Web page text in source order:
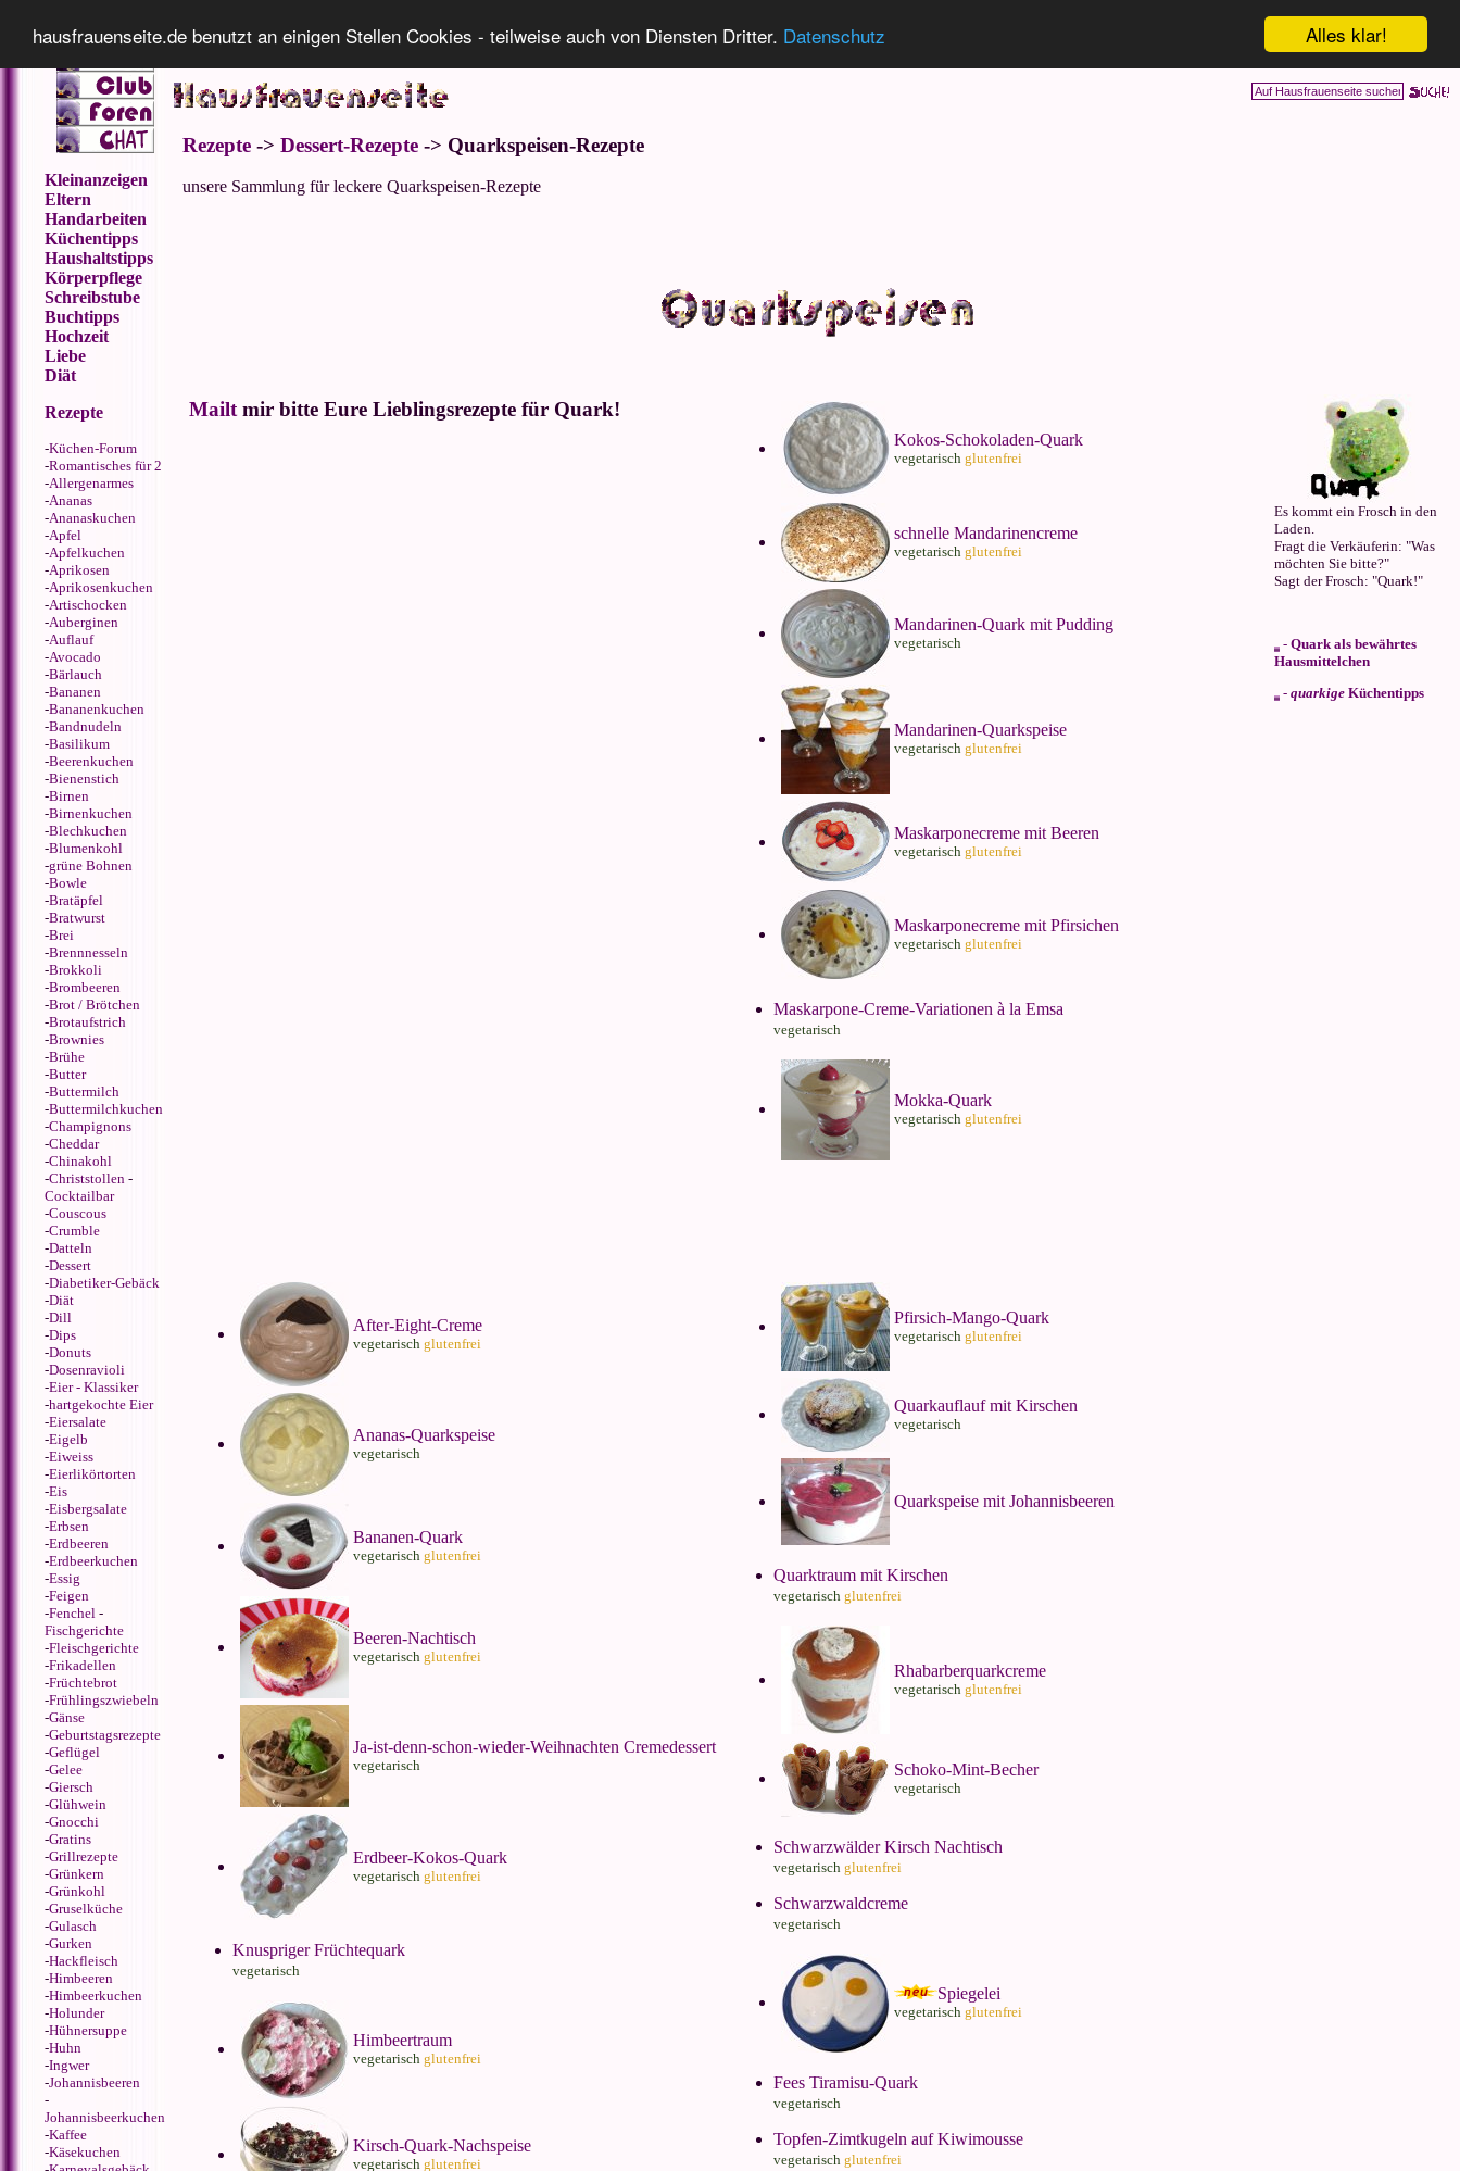
Alles klar!
hausfrauenseite.de benutzt an einigen Stellen Cookies - teilweise auch von Diensten Dritter. Datenschutz
Kleinanzeigen
Eltern
Handarbeiten
Küchentipps
Haushaltstipps
Körperpflege
Schreibstube
Buchtipps
Hochzeit
Liebe
Diät
Rezepte
-Küchen-Forum
-Romantisches für 2
-Allergenarmes
-Ananas
-Ananaskuchen
-Apfel
-Apfelkuchen
-Aprikosen
-Aprikosenkuchen
-Artischocken
-Auberginen
-Auflauf
-Avocado
-Bärlauch
-Bananen
-Bananenkuchen
-Bandnudeln
-Basilikum
-Beerenkuchen
-Bienenstich
-Birnen
-Birnenkuchen
-Blechkuchen
-Blumenkohl
-grüne Bohnen
-Bowle
-Bratäpfel
-Bratwurst
-Brei
-Brennnesseln
-Brokkoli
-Brombeeren
-Brot / Brötchen
-Brotaufstrich
-Brownies
-Brühe
-Butter
-Buttermilch
-Buttermilchkuchen
-Champignons
-Cheddar
-Chinakohl
-Christstollen -
Cocktailbar
-Couscous
-Crumble
-Datteln
-Dessert
-Diabetiker-Gebäck
-Diät
-Dill
-Dips
-Donuts
-Dosenravioli
-Eier - Klassiker
-hartgekochte Eier
-Eiersalate
-Eigelb
-Eiweiss
-Eierlikörtorten
-Eis
-Eisbergsalate
-Erbsen
-Erdbeeren
-Erdbeerkuchen
-Essig
-Feigen
-Fenchel -
Fischgerichte
-Fleischgerichte
-Frikadellen
-Früchtebrot
-Frühlingszwiebeln
-Gänse
-Geburtstagsrezepte
-Geflügel
-Gelee
-Giersch
-Glühwein
-Gnocchi
-Gratins
-Grillrezepte
-Grünkern
-Grünkohl
-Gruselküche
-Gulasch
-Gurken
-Hackfleisch
-Himbeeren
-Himbeerkuchen
-Holunder
-Hühnersuppe
-Huhn
-Ingwer
-Johannisbeeren
-
Johannisbeerkuchen
-Kaffee
-Käsekuchen
Rezepte -> Dessert-Rezepte -> Quarkspeisen-Rezepte
unsere Sammlung für leckere Quarkspeisen-Rezepte
Mailtmir bitte Eure Lieblingsrezepte für Quark!
Kokos-Schokoladen-Quark
vegetarisch glutenfrei
schnelle Mandarinencreme
vegetarisch glutenfrei
Mandarinen-Quark mit Pudding
vegetarisch
Mandarinen-Quarkspeise
vegetarisch glutenfrei
Maskarponecreme mit Beeren
vegetarisch glutenfrei
Maskarponecreme mit Pfirsichen
vegetarisch glutenfrei
Maskarpone-Creme-Variationen à la Emsa
vegetarisch
Mokka-Quark
vegetarisch glutenfrei
After-Eight-Creme
vegetarisch glutenfrei
Ananas-Quarkspeise
vegetarisch
Bananen-Quark
vegetarisch glutenfrei
Beeren-Nachtisch
vegetarisch glutenfrei
Ja-ist-denn-schon-wieder-Weihnachten Cremedessert
vegetarisch
Erdbeer-Kokos-Quark
vegetarisch glutenfrei
Knuspriger Früchtequark
vegetarisch
Himbeertraum
vegetarisch glutenfrei
Kirsch-Quark-Nachspeise
vegetarisch glutenfrei
Pfirsich-Mango-Quark
vegetarisch glutenfrei
Quarkauflauf mit Kirschen
vegetarisch
Quarkspeise mit Johannisbeeren
Quarktraum mit Kirschen
vegetarisch glutenfrei
Rhabarberquarkcreme
vegetarisch glutenfrei
Schoko-Mint-Becher
vegetarisch
Schwarzwälder Kirsch Nachtisch
vegetarisch glutenfrei
Schwarzwaldcreme
vegetarisch
Spiegelei
vegetarisch glutenfrei
Fees Tiramisu-Quark
vegetarisch
Topfen-Zimtkugeln auf Kiwimousse
vegetarisch glutenfrei
Es kommt ein Frosch in den
Laden.
Fragt die Verkäuferin: "Was
möchten Sie bitte?"
Sagt der Frosch: "Quark!"
- Quark als bewährtes
Hausmittelchen
- quarkige Küchentipps